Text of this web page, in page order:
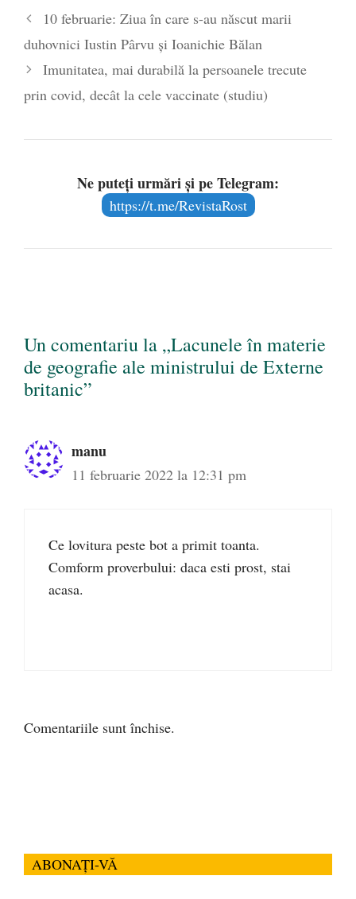
10 februarie: Ziua în care s-au născut marii
duhovnici Iustin Pârvu și Ioanichie Bălan
Imunitatea, mai durabilă la persoanele trecute
prin covid, decât la cele vaccinate (studiu)
Ne puteți urmări și pe Telegram:
https://t.me/RevistaRost
Un comentariu la „Lacunele în materie
de geografie ale ministrului de Externe
britanic”
manu
11 februarie 2022 la 12:31 pm
Ce lovitura peste bot a primit toanta.
Comform proverbului: daca esti prost, stai
acasa.
Comentariile sunt închise.
ABONAȚI-VĂ